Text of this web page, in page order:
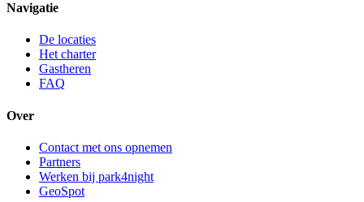
Navigatie
De locaties
Het charter
Gastheren
FAQ
Over
Contact met ons opnemen
Partners
Werken bij park4night
GeoSpot